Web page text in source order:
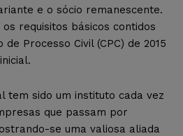
e o sócio remanescente.
requisitos básicos contidos
de Processo Civil (CPC) de 2015
tem sido um instituto cada vez
que passam por
se uma valiosa aliada